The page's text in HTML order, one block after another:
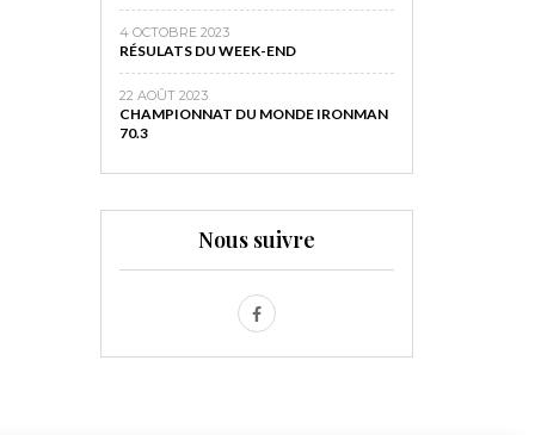
4 OCTOBRE 2023
RÉSULATS DU WEEK-END
22 AOÛT 2023
CHAMPIONNAT DU MONDE IRONMAN
70.3
Nous suivre